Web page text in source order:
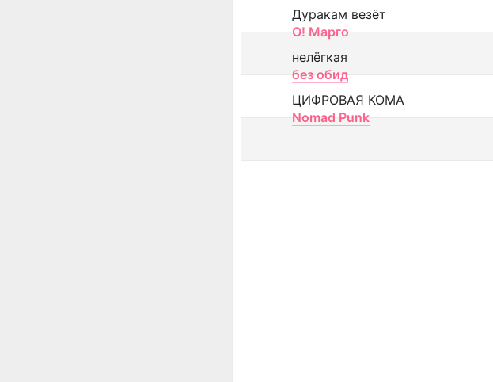
Дуракам везёт
О! Марго
нелёгкая
без обид
ЦИФРОВАЯ КОМА
Nomad Punk